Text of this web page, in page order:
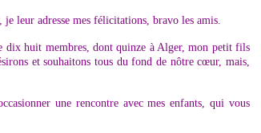
je leur adresse mes félicitations, bravo les amis.
dix huit membres, dont quinze à Alger, mon petit fils
et souhaitons tous du fond de nôtre cœur, mais,
une rencontre avec mes enfants, qui vous